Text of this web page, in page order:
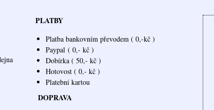
PLATBY
Platba bankovním převodem ( 0,-kč )
Paypal( 0,- kč )
Dobírka ( 50,- kč )
Hotovost ( 0,- kč )
Platební kartou
DOPRAVA